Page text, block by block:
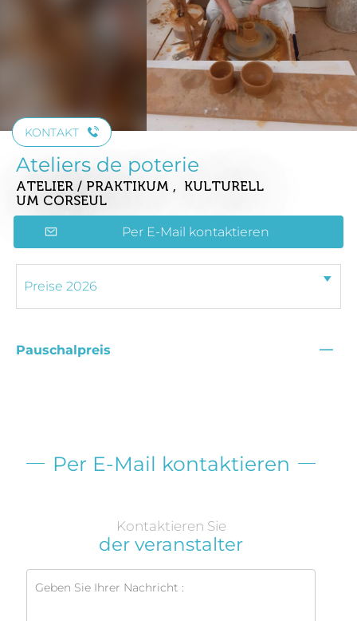
KONTAKT
Ateliers de poterie
ATELIER / PRAKTIKUM , KULTURELL
UM CORSEUL
Per E-Mail kontaktieren
Pauschalpreis —
Per E-Mail kontaktieren
Kontaktieren Sie
der veranstalter